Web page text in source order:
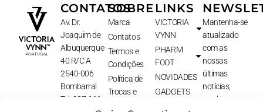
CONTATOS
Av. Dr.
Joaquim de
Albuquerque
40 R/C A
2540-006
Bombarral
Tel: 937 666
SOBRE
Marca
Contatos
Termos e
Condições
Política de
Trocas e
LINKS
VICTORIA
VYNN
PHARM
FOOT
NOVIDADES
GADGETS
Mantenha-se
atualizado
com as
nossas
últimas
notícias,
receba